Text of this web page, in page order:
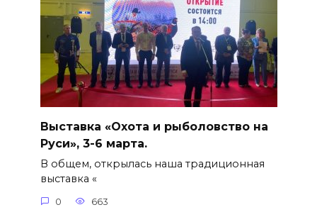
Выставка «Охота и рыболовство на
Руси», 3-6 марта.
В общем, открылась наша традиционная
выставка «
0 663